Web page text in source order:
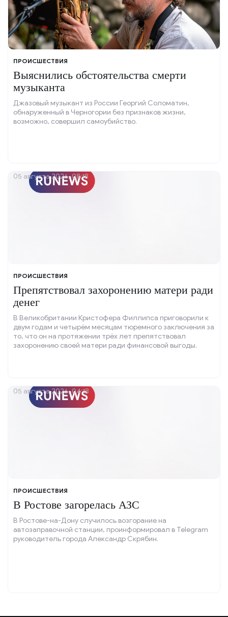
ПРОИСШЕСТВИЯ
Выяснились обстоятельства смерти
музыканта
Джазовый музыкант из России Георгий Соломатин,
обнаруженный в Черногории без признаков жизни,
возможно, совершил самоубийство.
ПРОИСШЕСТВИЯ
Препятствовал захоронению матери ради
денег
В Великобритании Кристофера Филлипса приговорили к
двум годам и четырём месяцам тюремного заключения за
то, что он на протяжении трёх лет препятствовал
захоронению своей матери ради финансовой выгоды.
05 августа 2026, 08:18
ПРОИСШЕСТВИЯ
В Ростове загорелась АЗС
В Ростове-на-Дону случилось возгорание на
автозаправочной станции, проинформировал в Telegram
руководитель города Александр Скрябин.
05 августа 2026, 04:18